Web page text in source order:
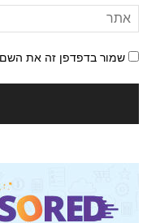
שמור בדפדפן זה את